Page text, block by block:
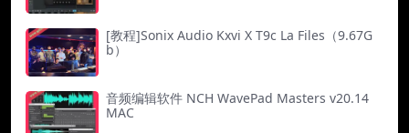
[教程]Sonix Audio Kxvi X T9c La Files（9.67G
b）
音频编辑软件 NCH WavePad Masters v20.14
MAC